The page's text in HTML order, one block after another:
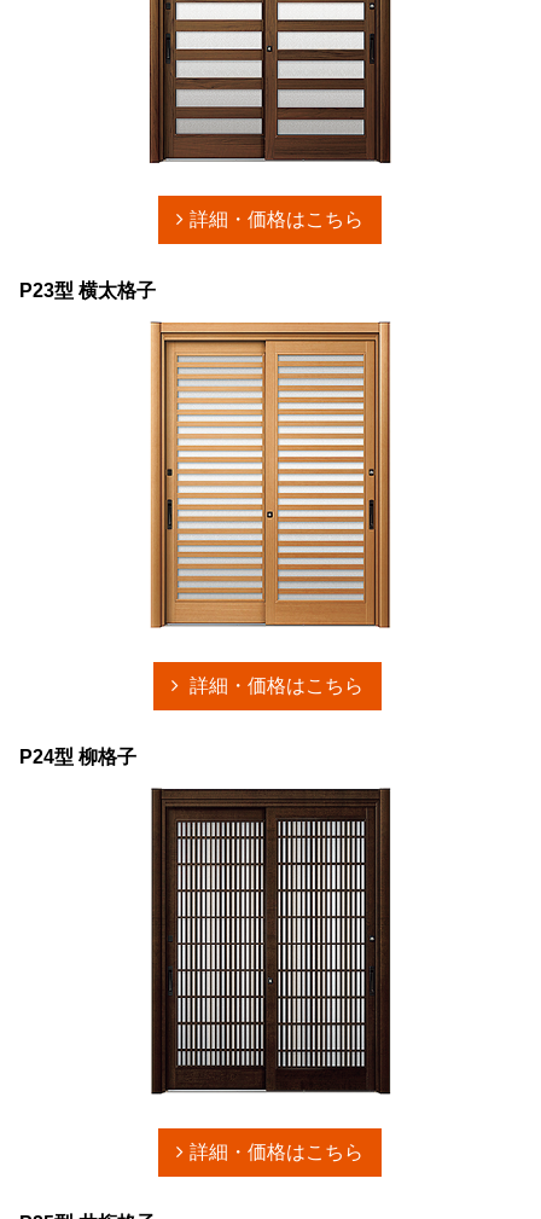
詳細・価格はこちら
P23型 横太格子
詳細・価格はこちら
P24型 柳格子
詳細・価格はこちら